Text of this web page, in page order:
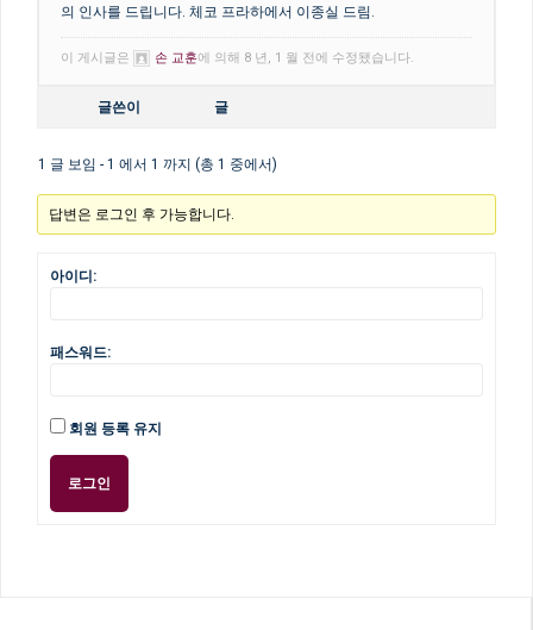
의 인사를 드립니다. 체코 프라하에서 이종실 드림.
이 게시글은 손 교훈에 의해 8 년, 1 월 전에 수정됐습니다.
글쓴이 글
1 글 보임 - 1 에서 1 까지 (총 1 중에서)
답변은 로그인 후 가능합니다.
아이디:
패스워드:
회원 등록 유지
로그인